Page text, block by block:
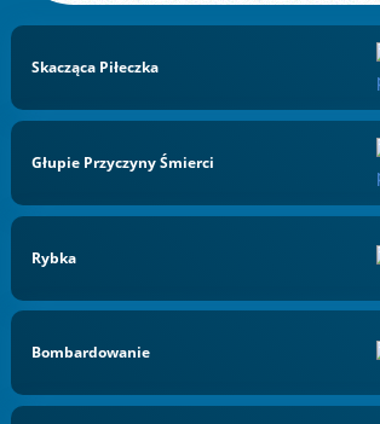
Skacząca Piłeczka
Głupie Przyczyny Śmierci
Rybka
Bombardowanie